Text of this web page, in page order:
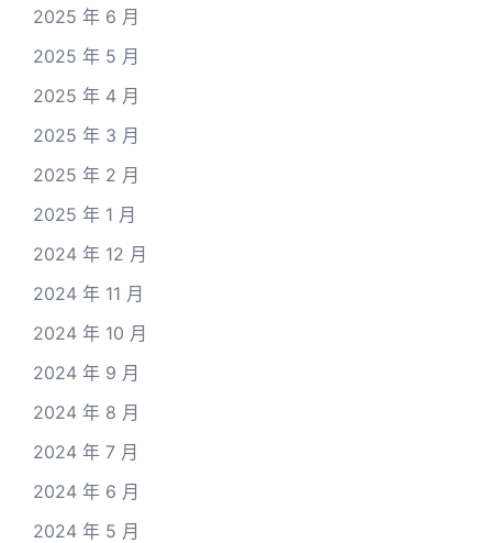
2025 年 6 月
2025 年 5 月
2025 年 4 月
2025 年 3 月
2025 年 2 月
2025 年 1 月
2024 年 12 月
2024 年 11 月
2024 年 10 月
2024 年 9 月
2024 年 8 月
2024 年 7 月
2024 年 6 月
2024 年 5 月